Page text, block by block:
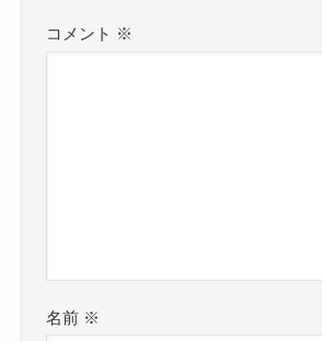
コメント ※
名前 ※